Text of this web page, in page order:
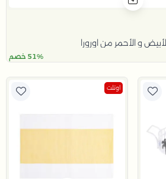
و الأحمر من اورورا
51% خصم
اوتلت